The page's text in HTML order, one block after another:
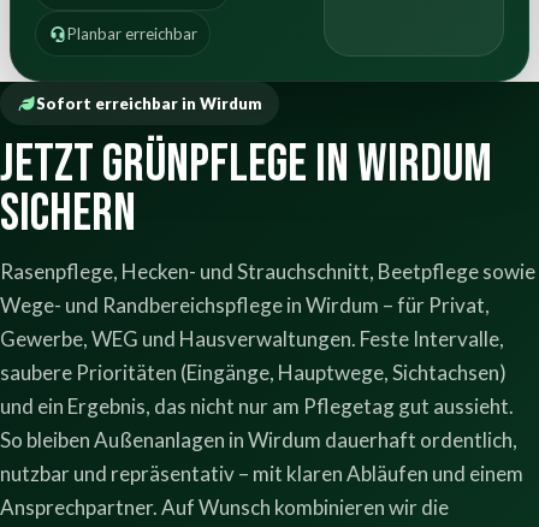
Planbar erreichbar
Sofort erreichbar in Wirdum
Jetzt Grünpflege in Wirdum
sichern
Rasenpflege, Hecken- und Strauchschnitt, Beetpflege sowie
Wege- und Randbereichspflege in Wirdum – für Privat,
Gewerbe, WEG und Hausverwaltungen. Feste Intervalle,
saubere Prioritäten (Eingänge, Hauptwege, Sichtachsen)
und ein Ergebnis, das nicht nur am Pflegetag gut aussieht.
So bleiben Außenanlagen in Wirdum dauerhaft ordentlich,
nutzbar und repräsentativ – mit klaren Abläufen und einem
Ansprechpartner. Auf Wunsch kombinieren wir die